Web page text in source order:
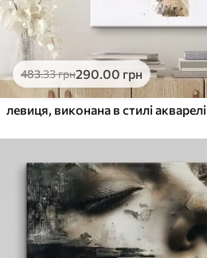
483.33грн290.00 грн
левиця, виконана в стилі акварелі